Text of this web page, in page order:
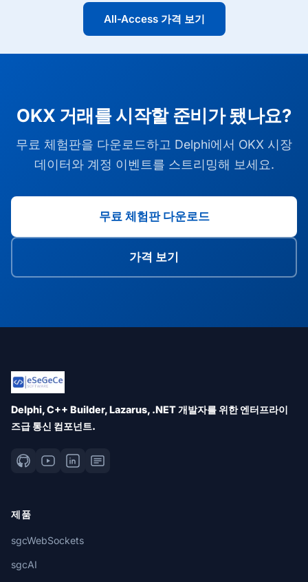
All-Access 가격 보기
OKX 거래를 시작할 준비가 됐나요?
무료 체험판을 다운로드하고 Delphi에서 OKX 시장
데이터와 계정 이벤트를 스트리밍해 보세요.
무료 체험판 다운로드
가격 보기
Delphi, C++ Builder, Lazarus, .NET 개발자를 위한 엔터프라이
즈급 통신 컴포넌트.
제품
sgcWebSockets
sgcAI